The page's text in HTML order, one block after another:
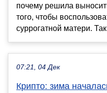
почему решила
того, чтобы
суррогатной матери.
07:21, 04 Дек
Крипто: зима